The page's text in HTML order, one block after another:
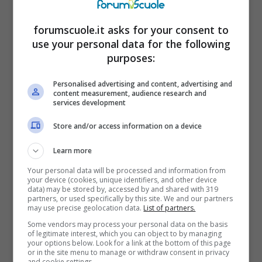
Spoiler turchi di Endless Love: Emir nella trappola di Kemal –
(Mediaset Infinity) – forumscuole.it
Kemal, a questo punto, deciderà di sfruttare
essere disposto a saldare tutti i debiti di Emir,
però, in cambio, lui dovrà accettare difirmare
forumscuole.it asks for your consent to
use your personal data for the following
purposes:
Personalised advertising and content, advertising and
content measurement, audience research and
services development
Store and/or access information on a device
Learn more
Your personal data will be processed and information from
your device (cookies, unique identifiers, and other device
data) may be stored by, accessed by and shared with 319
partners, or used specifically by this site. We and our partners
may use precise geolocation data. List of partners.
Some vendors may process your personal data on the basis
of legitimate interest, which you can object to by managing
your options below. Look for a link at the bottom of this page
or in the site menu to manage or withdraw consent in privacy